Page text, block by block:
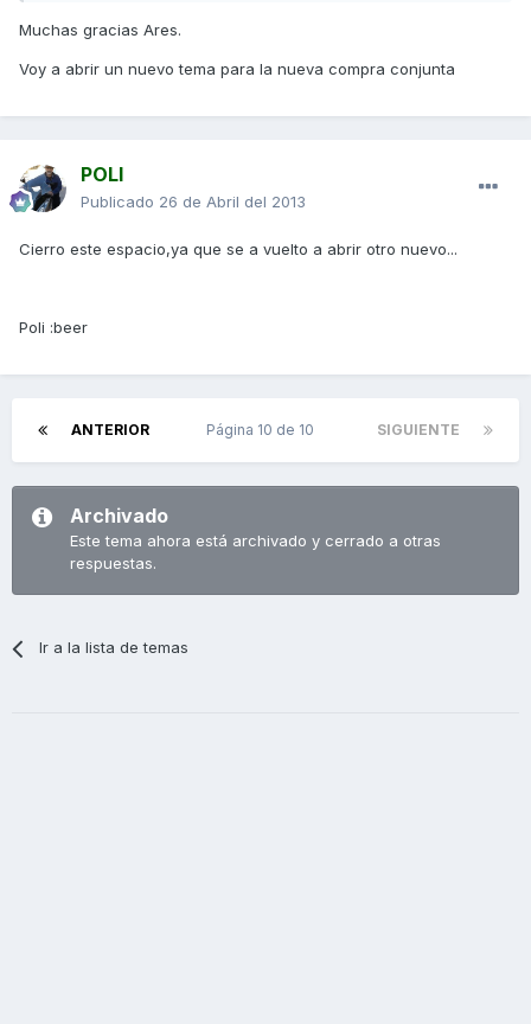
Muchas gracias Ares.
Voy a abrir un nuevo tema para la nueva compra conjunta
POLI
Publicado 26 de Abril del 2013
Cierro este espacio,ya que se a vuelto a abrir otro nuevo...
Poli :beer
ANTERIOR SIGUIENTE
Página 10 de 10
Archivado
Este tema ahora está archivado y cerrado a otras
respuestas.
Ir a la lista de temas